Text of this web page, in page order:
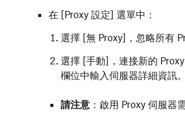
在 [Proxy 設定] 選單中：
選擇 [無 Proxy] ，忽略所有
選擇 [手動] ，連接新的
欄位中輸入伺服器詳細資訊。
請注意 ：啟用 Proxy 伺服器